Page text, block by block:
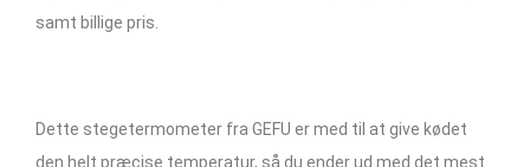
samt billige pris.
Dette stegetermometer fra GEFU er med til at give kødet
den helt præcise temperatur, så du ender ud med det mest